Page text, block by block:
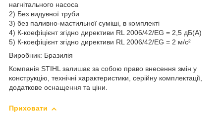
нагнітального насоса
2) Без видувної труби
3) без паливно-мастильної суміші, в комплекті
4) К-коефіцієнт згідно директиви RL 2006/42/EG = 2,5 дБ(А)
5) К-коефіцієнт згідно директиви RL 2006/42/EG = 2 м/с²
Виробник: Бразилія
Компанія STIHL залишає за собою право внесення змін у
конструкцію, технічні характеристики, серійну комплектації,
додаткове оснащення та ціни.
Приховати